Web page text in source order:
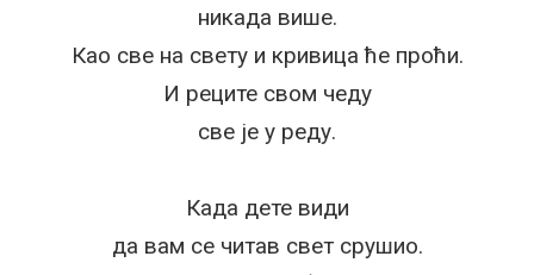
никада више.
Као све на свету и кривица ће проћи.
И реците свом чеду
све је у реду.
Када дете види
да вам се читав свет срушио.